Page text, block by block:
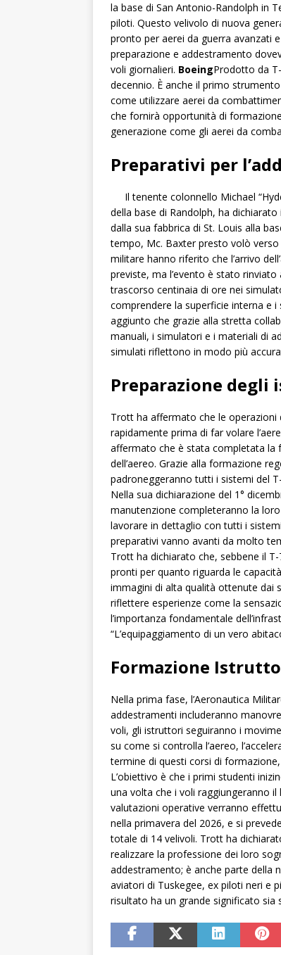
la base di San Antonio-Randolph in
piloti. Questo velivolo di nuova
pronto per aerei da guerra avanzati
preparazione e addestramento
voli giornalieri. BoeingProdotto da
decennio. È anche il primo
come utilizzare aerei da
che fornirà opportunità di
generazione come gli aerei da
Preparativi per
Il tenente colonnello Michael
della base di Randolph, ha
dalla sua fabbrica di St. Louis alla
tempo, Mc. Baxter presto volò verso
militare hanno riferito che l’arrivo
previste, ma l’evento è stato
trascorso centinaia di ore nei
comprendere la superficie interna e i
aggiunto che grazie alla stretta
manuali, i simulatori e i materiali di
simulati riflettono in modo più
Preparazione degli
Trott ha affermato che le
rapidamente prima di far volare
affermato che è stata completata la
dell’aereo. Grazie alla formazione
padroneggeranno tutti i sistemi del
Nella sua dichiarazione del 1°
manutenzione completeranno la
lavorare in dettaglio con tutti i
preparativi vanno avanti da molto
Trott ha dichiarato che, sebbene il
pronti per quanto riguarda le
immagini di alta qualità ottenute dai
riflettere esperienze come la
l’importanza fondamentale
“L’equipaggiamento di un vero
Formazione
Nella prima fase, l’Aeronautica
addestramenti includeranno
voli, gli istruttori seguiranno i
su come si controlla l’aereo,
termine di questi corsi di
L’obiettivo è che i primi studenti
una volta che i voli raggiungeranno
valutazioni operative verranno
nella primavera del 2026, e si
totale di 14 velivoli. Trott ha
realizzare la professione dei loro
addestramento; è anche parte della
aviatori di Tuskegee, ex piloti neri e
risultato ha un grande significato sia